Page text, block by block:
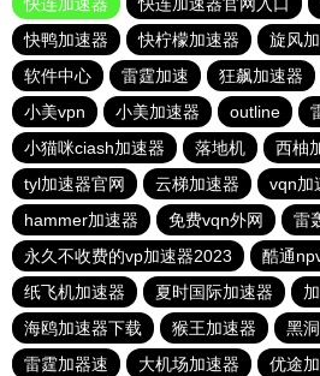
快连加速器
快连加速器官网入口
快鸭加速器
快柠檬加速器 旋风
软件中心
雷霆加速 狂飙加速器
小美vpn
小美加速器 outline
小猫咪ciash加速器
落地机 西柚
tyl加速器官网
云梯加速器
vqn加
hammer加速器
免费vqn外网
雷
永久不收费的vp加速器2023
酷通
纸飞机加速器
夏时国际加速器
海鸥加速器下载
猴王加速器
黑
雷霆加器速
大机场加速器 优途